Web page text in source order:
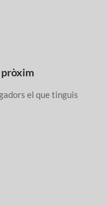
pròxim
el que tinguis